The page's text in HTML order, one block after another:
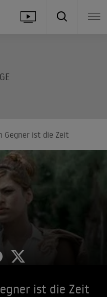
Gegner ist die Zeit
ist die Zeit